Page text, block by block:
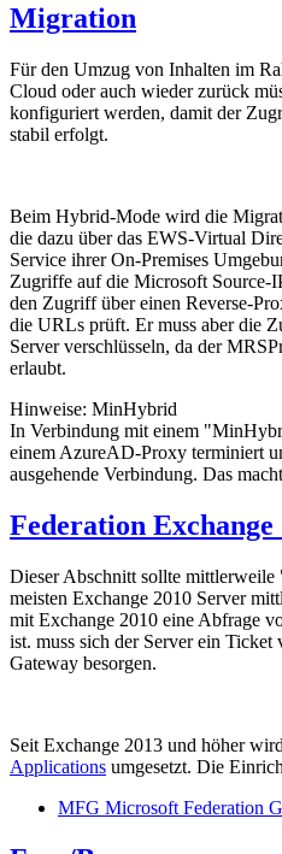
Migration
Für den Umzug von Inhalten im
Cloud oder auch wieder zurück
konfiguriert werden, damit der
stabil erfolgt.
Beim Hybrid-Mode wird die
die dazu über das EWS-Virtual
Service ihrer On-Premises
Zugriffe auf die Microsoft Source-
den Zugriff über einen Reverse-
die URLs prüft. Er muss aber die
Server verschlüsseln, da der
erlaubt.
Hinweise: MinHybrid
In Verbindung mit einem
einem AzureAD-Proxy terminiert
ausgehende Verbindung. Das
Federation Exchange
Dieser Abschnitt sollte
meisten Exchange 2010 Server
mit Exchange 2010 eine Abfrage
ist. muss sich der Server ein
Gateway besorgen.
Seit Exchange 2013 und höher
Applications umgesetzt. Die
MFG Microsoft Federation